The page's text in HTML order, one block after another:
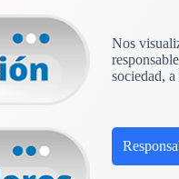
Nos
sociedad,